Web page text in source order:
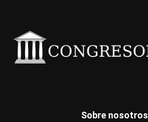
Sobre nosotros